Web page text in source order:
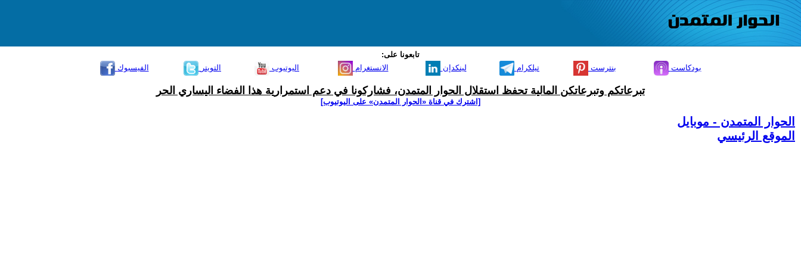
تابعونا على:
الفيسبوك
التويتر اليوتيوب الانستغرام لينكدإن تيلكرام بنترست بودكاست
تبرعاتكم وتبرعاتكن المالية تحفظ استقلال الحوار المتمدن، فشاركونا في دعم استمرارية هذا الفضاء اليساري الحر
[اشترك في قناة ‫«الحوار المتمدن» على اليوتيوب]
الحوار المتمدن - موبايل
الموقع الرئيسي